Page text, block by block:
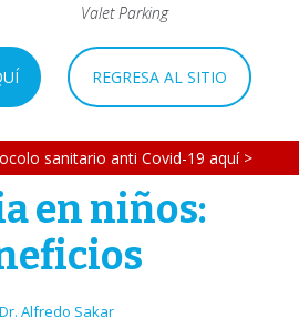
Valet Parking
REGRESA AL SITIO
sanitario anti Covid-19 aquí >
en niños:
Dr. Alfredo Sakar